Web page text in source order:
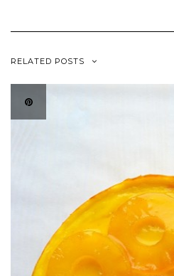
RELATED POSTS